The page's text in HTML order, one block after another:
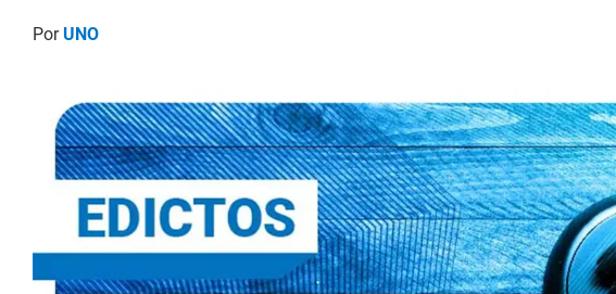
PorUNO